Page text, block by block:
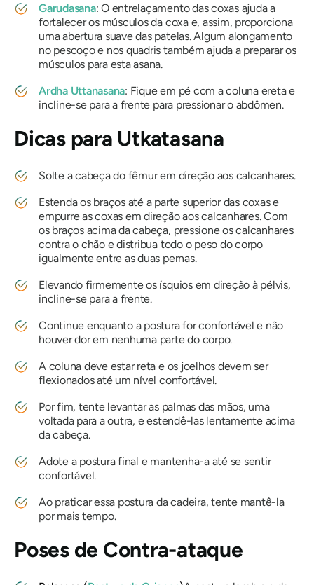
Garudasana: O entrelaçamento das coxas ajuda a
fortalecer os músculos da coxa e, assim, proporciona
uma abertura suave das patelas. Algum alongamento
no pescoço e nos quadris também ajuda a preparar os
músculos para esta asana.
Ardha Uttanasana: Fique em pé com a coluna ereta e
incline-se para a frente para pressionar o abdômen.
Dicas para Utkatasana
Solte a cabeça do fêmur em direção aos calcanhares.
Estenda os braços até a parte superior das coxas e
empurre as coxas em direção aos calcanhares. Com
os braços acima da cabeça, pressione os calcanhares
contra o chão e distribua todo o peso do corpo
igualmente entre as duas pernas.
Elevando firmemente os ísquios em direção à pélvis,
incline-se para a frente.
Continue enquanto a postura for confortável e não
houver dor em nenhuma parte do corpo.
A coluna deve estar reta e os joelhos devem ser
flexionados até um nível confortável.
Por fim, tente levantar as palmas das mãos, uma
voltada para a outra, e estendê-las lentamente acima
da cabeça.
Adote a postura final e mantenha-a até se sentir
confortável.
Ao praticar essa postura da cadeira, tente mantê-la
por mais tempo.
Poses de Contra-ataque